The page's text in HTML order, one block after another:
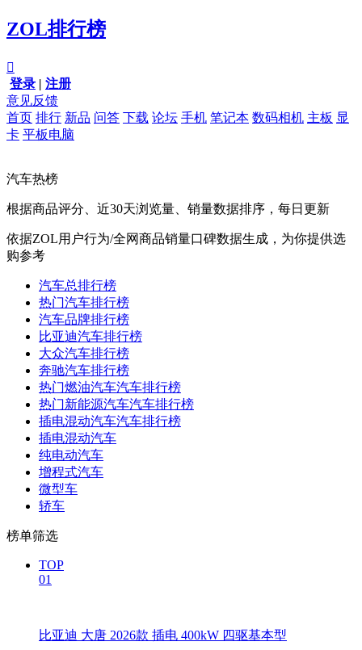
ZOL排行榜

登录 | 注册
意见反馈
首页 排行 新品 问答 下载 论坛 手机 笔记本 数码相机 主板 显
卡 平板电脑
汽车热榜
根据商品评分、近30天浏览量、销量数据排序，每日更新
依据ZOL用户行为/全网商品销量口碑数据生成，为你提供选
购参考
汽车总排行榜
热门汽车排行榜
汽车品牌排行榜
比亚迪汽车排行榜
大众汽车排行榜
奔驰汽车排行榜
热门燃油汽车汽车排行榜
热门新能源汽车汽车排行榜
插电混动汽车汽车排行榜
插电混动汽车
纯电动汽车
增程式汽车
微型车
轿车
榜单筛选
TOP
01
比亚迪 大唐 2026款 插电 400kW 四驱基本型